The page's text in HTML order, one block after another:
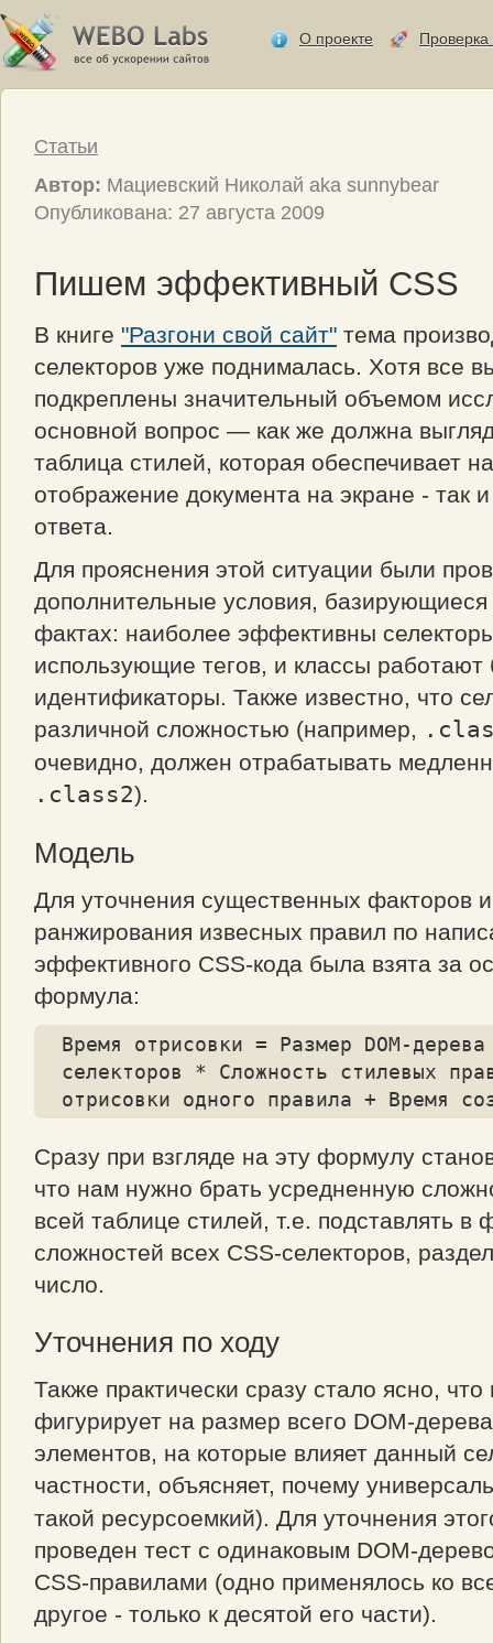
О проекте Проверка
Статьи
Автор: Мациевский Николай aka sunnybear
Опубликована: 27 августа 2009
Пишем эффективный CSS
В книге "Разгони свой сайт" тема
селекторов уже поднималась. Хотя все
подкреплены значительный объемом
основной вопрос — как же должна
таблица стилей, которая обеспечивает
отображение документа на экране - так
ответа.
Для прояснения этой ситуации были
дополнительные условия,
фактах: наиболее эффективны
использующие тегов, и классы
идентификаторы. Также известно, что
различной сложностью (например,
очевидно, должен отрабатывать
.class2).
Модель
Для уточнения существенных факторов
ранжирования извесных правил по
эффективного CSS-кода была взята за
формула:
Время отрисовки = Размер DOM-
селекторов * Сложность стилевых
отрисовки одного правила + Время
Сразу при взгляде на эту формулу
что нам нужно брать усредненную
всей таблице стилей, т.е. подставлять в
сложностей всех CSS-селекторов,
число.
Уточнения по ходу
Также практически сразу стало ясно,
фигурирует на размер всего DOM-
элементов, на которые влияет данный
частности, объясняет, почему
такой ресурсоемкий). Для уточнения
проведен тест с одинаковым DOM-
CSS-правилами (одно применялось ко
другое - только к десятой его части).